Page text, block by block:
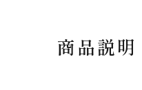
商品説明